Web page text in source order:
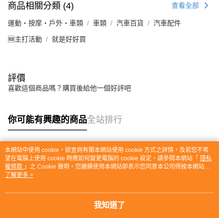
商品相關分類 (4) 查看全部
運動・按摩・戶外・車類 車類 汽車百貨 汽車配件
🆕主打活動 就是好好買
評價
喜歡這個商品嗎？購買後給他一個好評吧
你可能有興趣的商品全站排行
熱門標籤
本網站中使用 cookie，欲查詢有關本網站使用 cookie 方式之詳情，及若您不希
望在電腦上使用 cookie 時應如何變更電腦的 cookie 設定，請參閱本網站「 隱私
權條款 」之 Cookie 聲明。您繼續使用本網站即表示您同意本公司得按本網站使
用條款之 Cookie 聲明使用 cookie。
了解更多 >
我知道了